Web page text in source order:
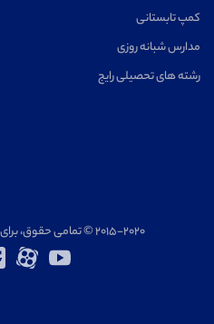
کمپ تابستانی
مدارس شبانه روزی
رشته های تحصیلی رایج
۲۰۱۵-۲۰۲۰ © تمامی حقوق، برای پیوند لیمیتد محفوظ است .